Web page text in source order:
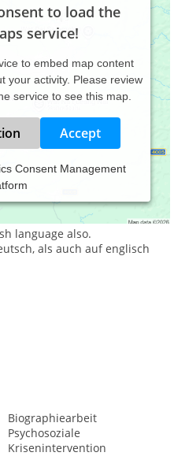
to load the
service!
to embed map content
your activity. Please review
service to see this map.
Accept
Consent Management
language also.
als auch auf englisch
Biographiearbeit
Psychosoziale
Krisenintervention